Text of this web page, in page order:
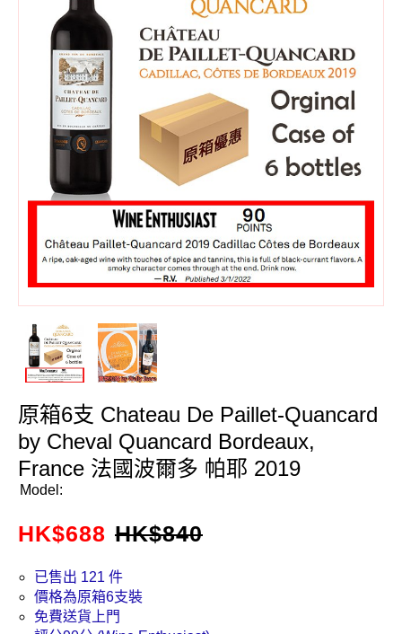
原箱6支 Chateau De Paillet-Quancard
by Cheval Quancard Bordeaux,
France 法國波爾多 帕耶 2019
Model:
HK$688 HK$840
已售出 121 件
價格為原箱6支裝
免費送貨上門